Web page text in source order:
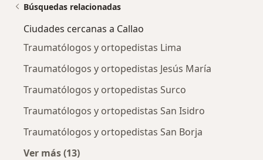
Búsquedas relacionadas
Ciudades cercanas a Callao
Traumatólogos y ortopedistas Lima
Traumatólogos y ortopedistas Jesús María
Traumatólogos y ortopedistas Surco
Traumatólogos y ortopedistas San Isidro
Traumatólogos y ortopedistas San Borja
Ver más (13)